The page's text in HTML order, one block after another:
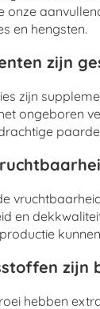
onze
en hengsten.
zijn
zijn
ongeboren
en
zijn
hebben